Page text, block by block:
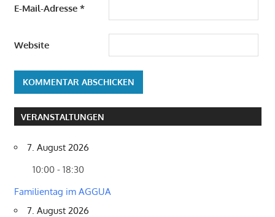
E-Mail-Adresse *
Website
VERANSTALTUNGEN
7. August 2026
10:00 - 18:30
Familientag im AGGUA
7. August 2026